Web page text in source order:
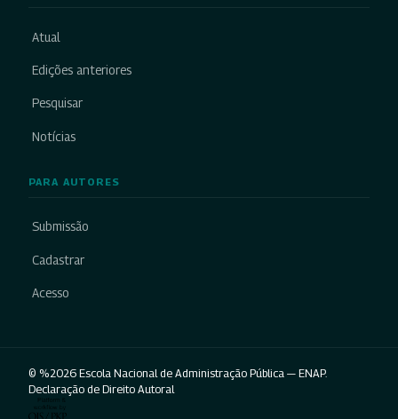
Atual
Edições anteriores
Pesquisar
Notícias
PARA AUTORES
Submissão
Cadastrar
Acesso
© %2026 Escola Nacional de Administração Pública — ENAP.
Declaração de Direito Autoral